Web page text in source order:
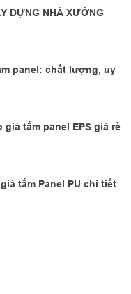
DỰNG NHÀ XƯỞNG
panel: chất lượng, uy
giá tấm panel EPS giá rẻ
tấm Panel PU chi tiết